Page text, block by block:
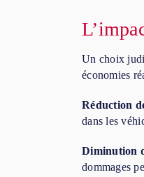
Un choix
économies
Réduction
dans les
Diminution
dommages